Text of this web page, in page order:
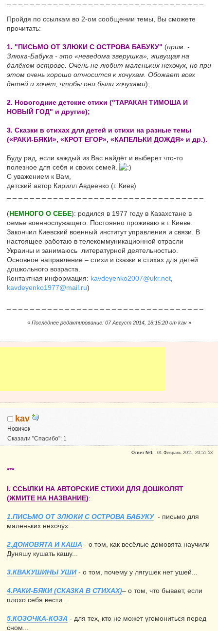
Пройдя по ссылкам во 2-ом сообщении темы, Вы сможете
прочитать:
1. "ПИСЬМО ОТ ЗЛЮКИ С ОСТРОВА БАБУКУ" (прим. -
Злюка-Бабука - это «неведома зверушка», живущая на
далёком острове. Очень не любит маленьких нехочух, но при
этом очень хорошо относится к хочухам. Обожает всех
детей и хочет, чтобы они были хочухами);
2. Новогодние детские стихи ("ТАРАКАН ТИМОША И
НОВЫЙ ГОД" и другие);
3. Сказки в стихах для детей и стихи на разные темы
(«РАКИ-БЯКИ», «КРОТ ЕГОР», «КАПЕЛЬКИ ДОЖДЯ» и др.).
Буду рад, если каждый из Вас найдёт и выберет что-то
полезное для себя и своих семей.
С уважением к Вам,
детский автор Кирилл Авдеенко (г. Киев)
(НЕМНОГО О СЕБЕ): родился в 1977 году в Казахстане в
семье военнослужащего. Постоянно проживаю в г. Киеве.
Закончил Киевский военный институт управления и связи. В
настоящее работаю в телекоммуникационной отрасли
Украины и занимаюсь литературной деятельностью.
Основное направление – стихи и сказки в стихах для детей
дошкольного возраста.
Контактная информация: kavdeyenko2007@ukr.net
kavdeyenko1977@mail.ru)
« Последнее редактирование: 07 Август 2014, 18:15:20 от kav»
kav
Новичок
Сказали "Спасибо": 1
Репутация:0
Ответ №1 :01 Февраль 2011, 20:51:53
***
I. ССЫЛКИ НА АВТОРСКИЕ СТИХИ ДЛЯ ДОШКОЛЯТ
(ЖМИТЕ НА НАЗВАНИЕ):
1.ПИСЬМО ОТ ЗЛЮКИ С ОСТРОВА БАБУКУ- письмо для
маленьких нехочух...
2.ДОМОВЯТА И КАША - о том, как весёлые домовята научили
Дуняшу кушать кашу...
3.КВАКУШИНЫ УШИ- о том, почему у лягушек нет ушей...
4.РАКИ-БЯКИ (СКАЗКА В СТИХАХ)– о том, что бывает, если
плохо себя вести…
5.КОЗОЧКА-КОЗА - для тех, кто не может угомониться перед
сном...